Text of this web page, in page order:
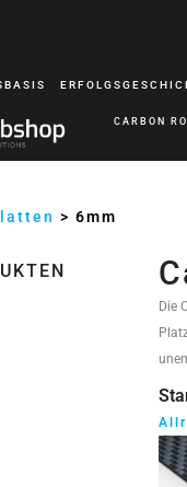
CARBON
>6mm
Die